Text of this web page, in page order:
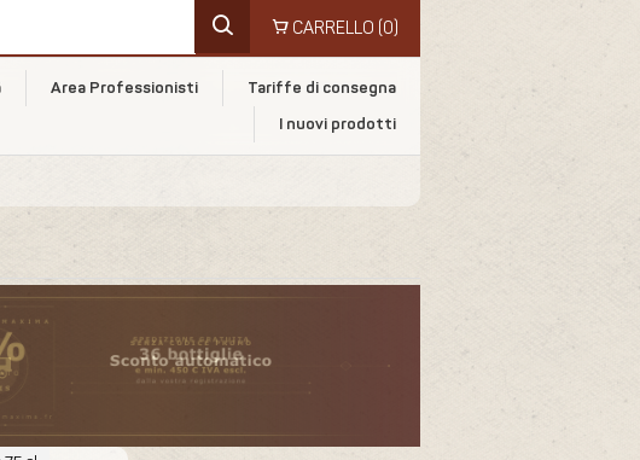
CARRELLO (0)
Area Professionisti
Tariffe di consegna
I nuovi prodotti